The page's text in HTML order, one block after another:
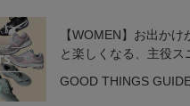
【WOMEN】お出かけ
と楽しくなる、主役ス
GOOD THINGS